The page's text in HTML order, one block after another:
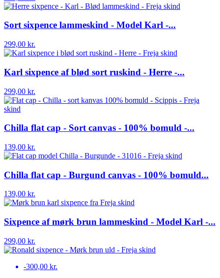
Sort sixpence lammeskind - Model Karl -...
299,00 kr.
Karl sixpence af blød sort ruskind - Herre -...
299,00 kr.
Chilla flat cap - Sort canvas - 100% bomuld -...
139,00 kr.
Chilla flat cap - Burgund canvas - 100% bomuld...
139,00 kr.
Sixpence af mørk brun lammeskind - Model Karl -...
299,00 kr.
-300,00 kr.